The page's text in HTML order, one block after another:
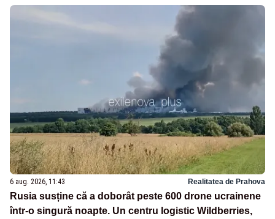
6 aug. 2026, 11:43 Realitatea de Prahova
Rusia susține că a doborât peste 600 drone ucrainene
într-o singură noapte. Un centru logistic Wildberries,